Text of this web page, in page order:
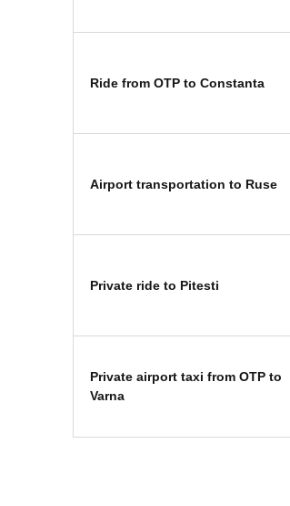
Ride from OTP to Constanta
Airport transportation to Ruse
Private ride to Pitesti
Private airport taxi from OTP to
Varna